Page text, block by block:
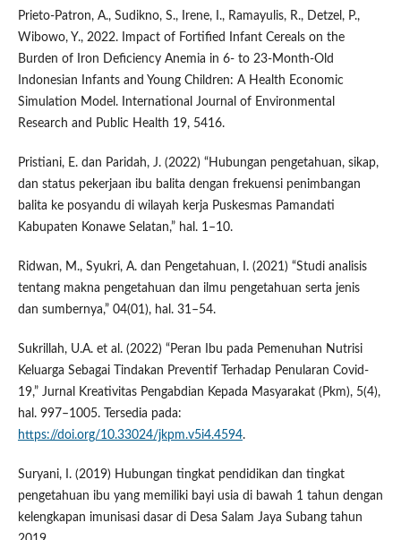
Prieto-Patron, A., Sudikno, S., Irene, I., Ramayulis, R., Detzel, P.,
Wibowo, Y., 2022. Impact of Fortified Infant Cereals on the
Burden of Iron Deficiency Anemia in 6- to 23-Month-Old
Indonesian Infants and Young Children: A Health Economic
Simulation Model. International Journal of Environmental
Research and Public Health 19, 5416.
Pristiani, E. dan Paridah, J. (2022) “Hubungan pengetahuan, sikap,
dan status pekerjaan ibu balita dengan frekuensi penimbangan
balita ke posyandu di wilayah kerja Puskesmas Pamandati
Kabupaten Konawe Selatan,” hal. 1–10.
Ridwan, M., Syukri, A. dan Pengetahuan, I. (2021) “Studi analisis
tentang makna pengetahuan dan ilmu pengetahuan serta jenis
dan sumbernya,” 04(01), hal. 31–54.
Sukrillah, U.A. et al. (2022) “Peran Ibu pada Pemenuhan Nutrisi
Keluarga Sebagai Tindakan Preventif Terhadap Penularan Covid-
19,” Jurnal Kreativitas Pengabdian Kepada Masyarakat (Pkm), 5(4),
hal. 997–1005. Tersedia pada:
https://doi.org/10.33024/jkpm.v5i4.4594.
Suryani, I. (2019) Hubungan tingkat pendidikan dan tingkat
pengetahuan ibu yang memiliki bayi usia di bawah 1 tahun dengan
kelengkapan imunisasi dasar di Desa Salam Jaya Subang tahun